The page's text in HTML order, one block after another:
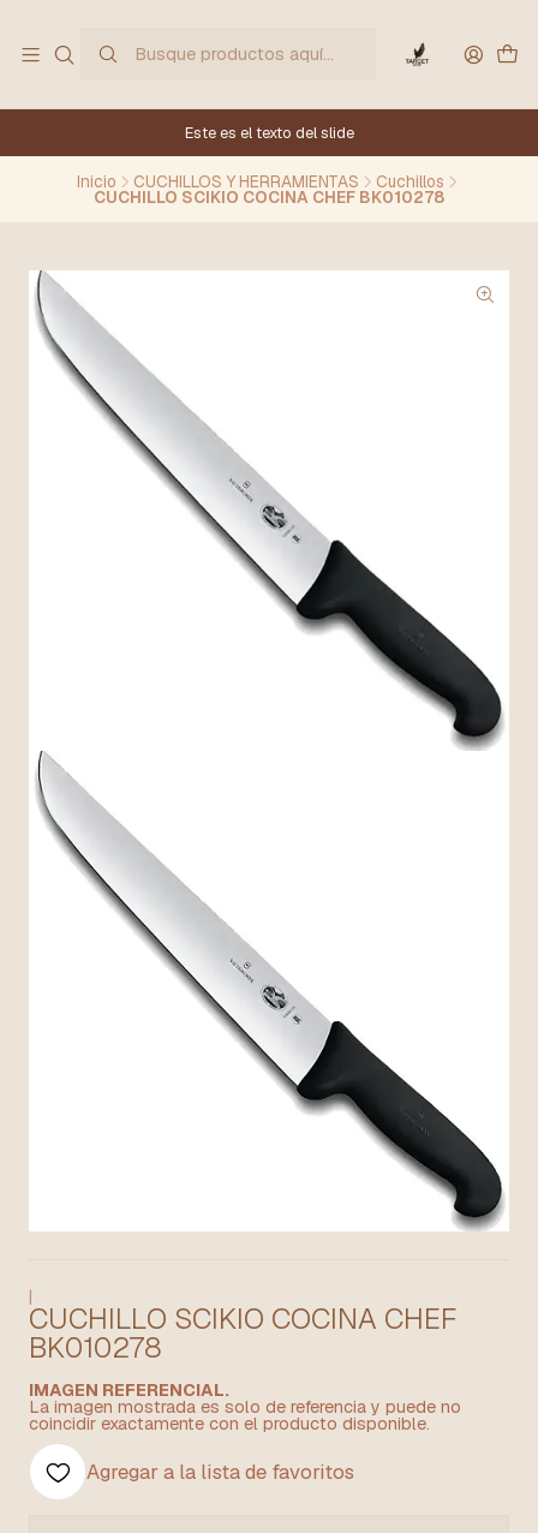
Este es el texto del slide
Inicio CUCHILLOS Y HERRAMIENTAS Cuchillos
CUCHILLO SCIKIO COCINA CHEF BK010278
|
CUCHILLO SCIKIO COCINA CHEF
BK010278
IMAGEN REFERENCIAL.
La imagen mostrada es solo de referencia y puede no
coincidir exactamente con el producto disponible.
Agregar a la lista de favoritos